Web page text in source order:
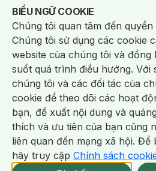
Chăm Sóc Cá Nhân
Chống Muỗi /Khẩu Trang /Máy Massage/Mặt Nạ
Sản Phẩm Chăm Sóc Khác /Bàn Chải Đánh Răng
Hỗ Trợ Trắng Răng/Kem Đánh Răng /Máy Tăm
Tăm / Chỉ Nha Khoa/ Xịt Thơm Miệng / Dung Dịch
Khăn Ướt Vệ Sinh Vùng Kín/Băng Vệ Sinh/
Máy Cạo Râu
Vấn Đề Về Da
Da Dầu / Lỗ Chân Lông To/ Da Khô / Mất Nước/
Da Nhạy Cảm / Kích Ứng
Da Xỉn Màu Thâm /
Quầng Thâm & Bọng Mắt /Sẹo /Viêm Da Cơ Địa
Dụng Cụ / Phụ Kiện Chăm Sóc Da
Bông Tẩy Trang
Khăn Lau Mặt Khô Dụng Cụ /
Dụng Cụ Chăm Sóc Khác
BIỂU NGỮ COOKIE
Notice about cookies usage
Chúng tôi quan tâm đến
Chúng tôi sử dụng các cookie
website của chúng tôi và
suốt quá trình điều hướng. Với
chúng tôi và các đối tác của
cookie để theo dõi các hoạt
bạn, đề xuất nội dung và
thích và ưu tiên của bạn cũng
liên quan đến mạng xã hội. Để
hãy truy cập Chính sách